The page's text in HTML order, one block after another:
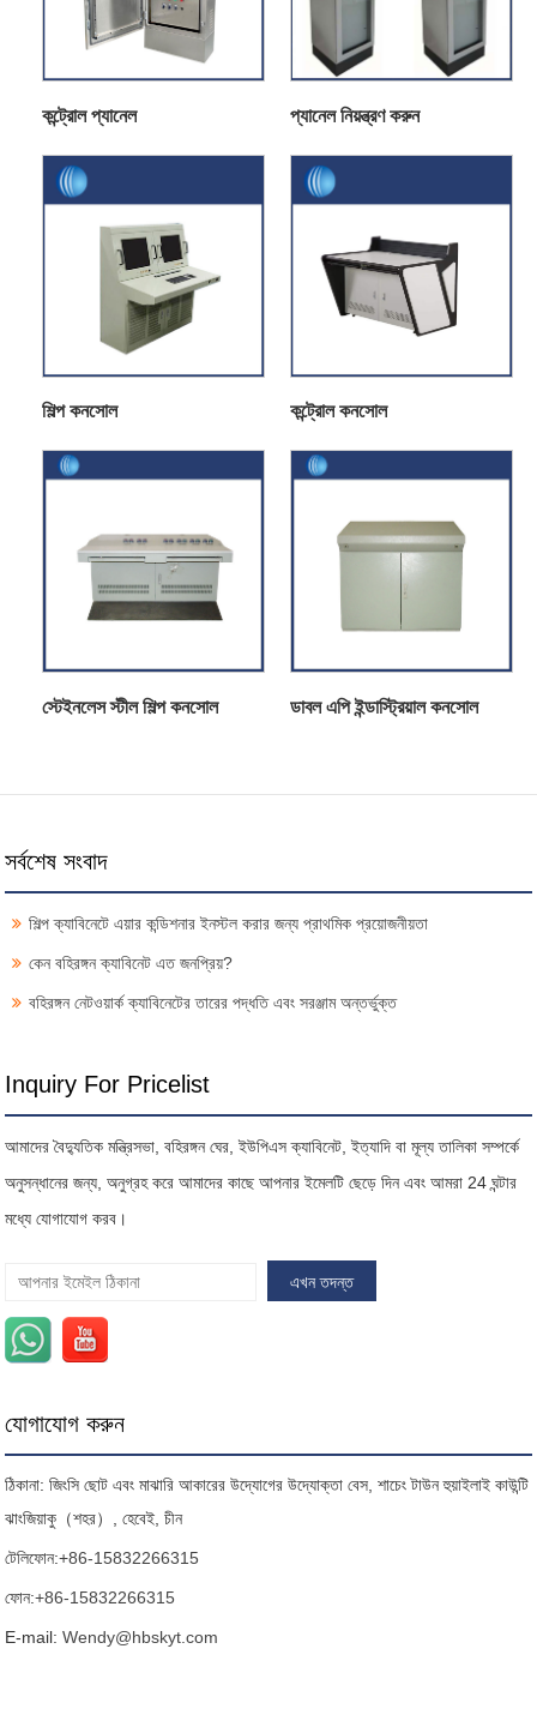
কন্ট্রোল প্যানেল প্যানেল নিয়ন্ত্রণ করুন
শিল্প কনসোল কন্ট্রোল কনসোল
স্টেইনলেস স্টীল শিল্প কনসোল ডাবল এপি ইন্ডাস্ট্রিয়াল কনসোল
সর্বশেষ সংবাদ
শিল্প ক্যাবিনেটে এয়ার কন্ডিশনার ইনস্টল করার জন্য প্রাথমিক প্রয়োজনীয়তা
কেন বহিরঙ্গন ক্যাবিনেট এত জনপ্রিয়?
বহিরঙ্গন নেটওয়ার্ক ক্যাবিনেটের তারের পদ্ধতি এবং সরঞ্জাম অন্তর্ভুক্ত
Inquiry For Pricelist
আমাদের বৈদ্যুতিক মন্ত্রিসভা, বহিরঙ্গন ঘের, ইউপিএস ক্যাবিনেট, ইত্যাদি বা মূল্য তালিকা সম্পর্কে
অনুসন্ধানের জন্য, অনুগ্রহ করে আমাদের কাছে আপনার ইমেলটি ছেড়ে দিন এবং আমরা 24 ঘন্টার
মধ্যে যোগাযোগ করব।
যোগাযোগ করুন
ঠিকানা: জিংসি ছোট এবং মাঝারি আকারের উদ্যোগের উদ্যোক্তা বেস, শাচেং টাউন হুয়াইলাই কাউন্টি
ঝাংজিয়াকু（শহর）, হেবেই, চীন
টেলিফোন:+86-15832266315
ফোন:+86-15832266315
E-mail:Wendy@hbskyt.com